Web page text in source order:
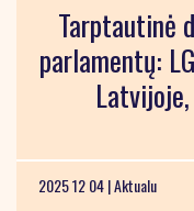
Tarptautinė
parlamentų:
2025 12 04 |Aktualu